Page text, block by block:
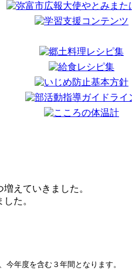
えていきました。
た。
今年度を含む３年間となります。